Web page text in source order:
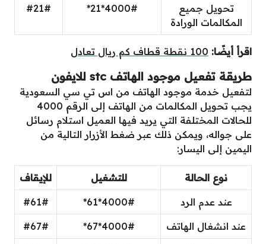
تحويل جميع
المكالمات الورادة
4000#*21*
#21#
اقرأ أيضًا: 100 نقطة قطاف كم ريال تعادل
طريقة تفعيل موجود الهاتف stc للايفون
لتفعيل خدمة موجود الهاتف من اس تي سي السعودية
يجب تحويل المكالمات من الهاتف إلى الرقم 4000
للحالات المختلفة التي يريد فيها العميل استلام رسائل
على جواله، ويمكن ذلك عبر ضغط الأزرار التالية من
اليمين إلى اليسار:
نوع الحالة للتشغيل للإيقاف
عند عدم الرد 4000#*61*
#61#
عند انشغال الهاتف 4000#*67*
#67#